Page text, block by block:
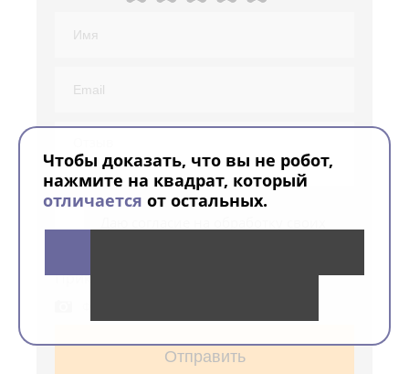
Прикрепите фото
Отправить
Чтобы доказать, что вы не робот,
нажмите на квадрат, который
отличается от остальных.